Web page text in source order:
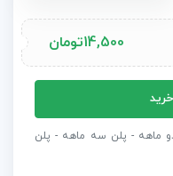
14,500تومان
ماهه - پلن سه ماهه - پلن